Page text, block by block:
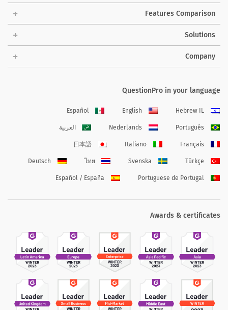
Features Comparison
Solutions
Company
QuestionPro in your language
Hebrew IL
English
Español
Português
Nederlands العربية
Français
Italiano
日本語
Türkçe
Svenska
ไทย
Deutsch
Portuguese de Portugal
Español / España
Awards & certificates